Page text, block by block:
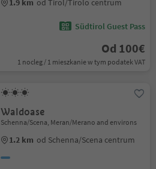
1.9 km od Tirol/Tirolo centrum
Südtirol Guest Pass
Od 100€
1 nocleg / 1 mieszkanie w tym podatek VAT
Waldoase
Schenna/Scena, Meran/Merano and environs
1.2 km od Schenna/Scena centrum